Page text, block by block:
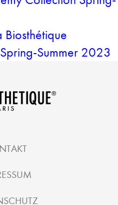
Biosthétique
Summer 2023